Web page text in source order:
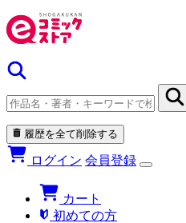
履歴を全て削除する
ログイン 会員登録
カート
初めての方